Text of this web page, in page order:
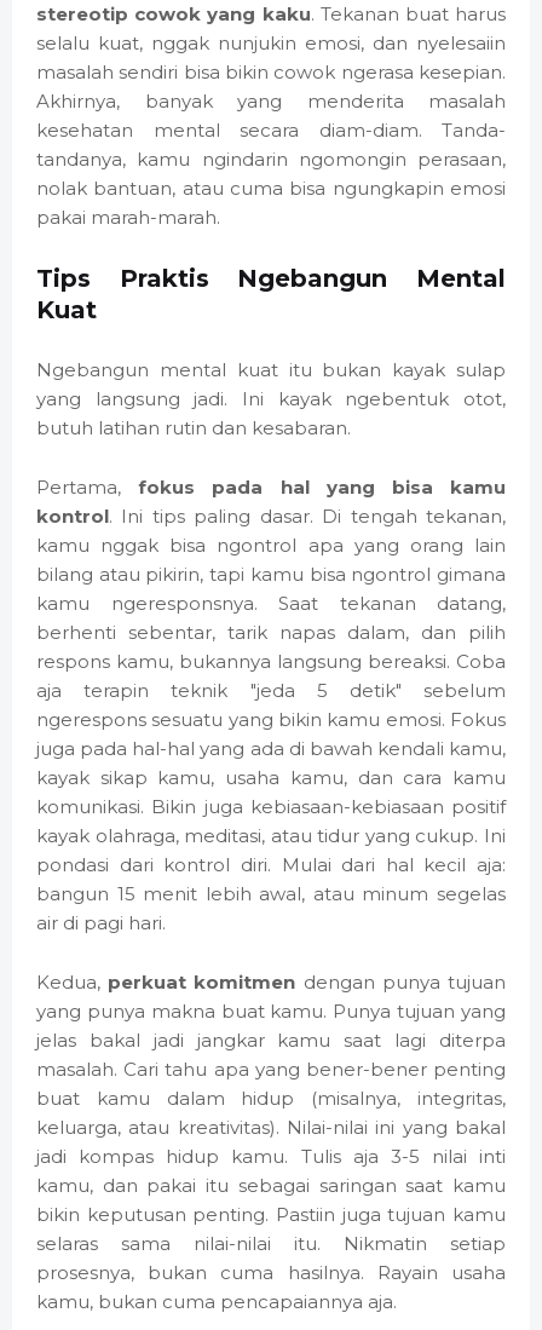
stereotip cowok yang kaku. Tekanan buat harus
selalu kuat, nggak nunjukin emosi, dan nyelesaiin
masalah sendiri bisa bikin cowok ngerasa kesepian.
Akhirnya, banyak yang menderita masalah
kesehatan mental secara diam-diam. Tanda-
tandanya, kamu ngindarin ngomongin perasaan,
nolak bantuan, atau cuma bisa ngungkapin emosi
pakai marah-marah.
Tips Praktis Ngebangun Mental
Kuat
Ngebangun mental kuat itu bukan kayak sulap
yang langsung jadi. Ini kayak ngebentuk otot,
butuh latihan rutin dan kesabaran.
Pertama,fokus pada hal yang bisa kamu
kontrol. Ini tips paling dasar. Di tengah tekanan,
kamu nggak bisa ngontrol apa yang orang lain
bilang atau pikirin, tapi kamu bisa ngontrol gimana
kamu ngeresponsnya. Saat tekanan datang,
berhenti sebentar, tarik napas dalam, dan pilih
respons kamu, bukannya langsung bereaksi. Coba
aja terapin teknik "jeda 5 detik" sebelum
ngerespons sesuatu yang bikin kamu emosi. Fokus
juga pada hal-hal yang ada di bawah kendali kamu,
kayak sikap kamu, usaha kamu, dan cara kamu
komunikasi. Bikin juga kebiasaan-kebiasaan positif
kayak olahraga, meditasi, atau tidur yang cukup. Ini
pondasi dari kontrol diri. Mulai dari hal kecil aja:
bangun 15 menit lebih awal, atau minum segelas
air di pagi hari.
Kedua, perkuat komitmen dengan punya tujuan
yang punya makna buat kamu. Punya tujuan yang
jelas bakal jadi jangkar kamu saat lagi diterpa
masalah. Cari tahu apa yang bener-bener penting
buat kamu dalam hidup (misalnya, integritas,
keluarga, atau kreativitas). Nilai-nilai ini yang bakal
jadi kompas hidup kamu. Tulis aja 3-5 nilai inti
kamu, dan pakai itu sebagai saringan saat kamu
bikin keputusan penting. Pastiin juga tujuan kamu
selaras sama nilai-nilai itu. Nikmatin setiap
prosesnya, bukan cuma hasilnya. Rayain usaha
kamu, bukan cuma pencapaiannya aja.